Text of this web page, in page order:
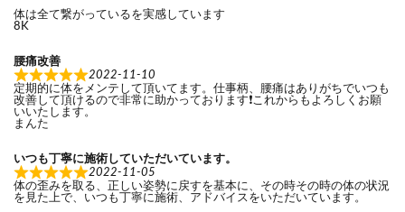
体は全て繋がっているを実感しています
8K
腰痛改善
2022-11-10
定期的に体をメンテして頂いてます。仕事柄、腰痛はありがちでいつも
改善して頂けるので非常に助かっております❗これからもよろしくお願
いいたします。
まんた
いつも丁寧に施術していただいています。
2022-11-05
体の歪みを取る、正しい姿勢に戻すを基本に、その時その時の体の状況
を見た上で、いつも丁寧に施術、アドバイスをいただいています。